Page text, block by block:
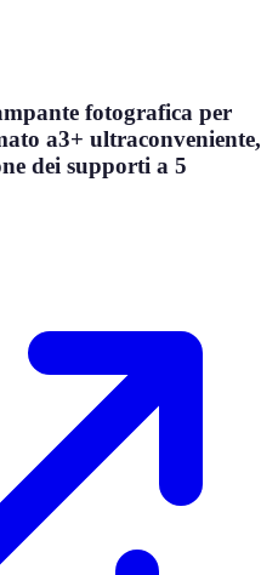
fotografica per
a3+ ultraconveniente,
dei supporti a 5